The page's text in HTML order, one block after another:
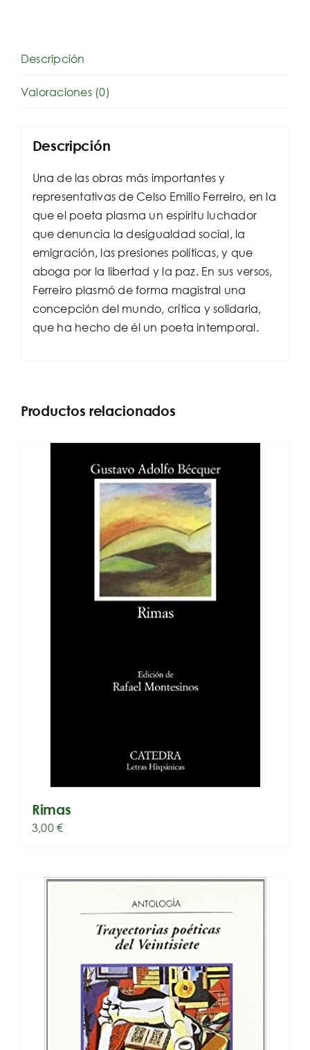
Descripción
Valoraciones (0)
Descripción
Una de las obras más importantes y
representativas de Celso Emilio Ferreiro, en la
que el poeta plasma un espíritu luchador
que denuncia la desigualdad social, la
emigración, las presiones políticas, y que
aboga por la libertad y la paz. En sus versos,
Ferreiro plasmó de forma magistral una
concepción del mundo, crítica y solidaria,
que ha hecho de él un poeta intemporal.
Productos relacionados
Rimas
3,00€